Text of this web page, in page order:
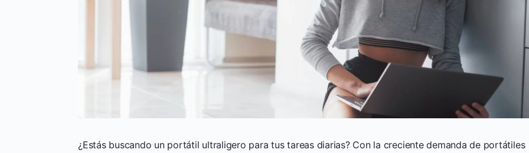
¿Estás buscando un portátil ultraligero para tus tareas diarias? Con la creciente demanda de portátiles